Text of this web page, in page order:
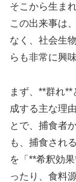
そこから生ま
この出来事は
なく、社会生
らも非常に興
まず、**群れ
成する主な理
とで、捕食者
も、捕食され
を「**希釈効
ったり、食料